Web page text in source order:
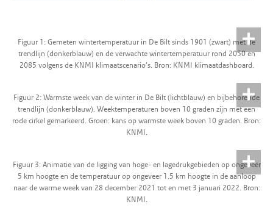
Figuur 1: Gemeten wintertemperatuur in De Bilt sinds 1901 (zwart) met de
trendlijn (donkerblauw) en de verwachte wintertemperatuur rond 2050 en
2085 volgens de KNMI klimaatscenario’s. Bron: KNMI klimaatdashboard.
Figuur 2: Warmste week van de winter in De Bilt (lichtblauw) en bijbehorende
trendlijn (donkerblauw). Weektemperaturen boven 10 graden zijn met een
rode cirkel gemarkeerd. Groen: kans op warmste week boven 10 graden. Bron:
KNMI.
Figuur 3: Animatie van de ligging van hoge- en lagedrukgebieden op ongeveer
5 km hoogte en de temperatuur op ongeveer 1.5 km hoogte in de aanloop
naar de warme week van 28 december 2021 tot en met 3 januari 2022. Bron:
KNMI.